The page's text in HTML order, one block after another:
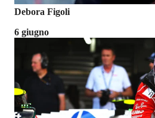
Debora Figoli
6 giugno